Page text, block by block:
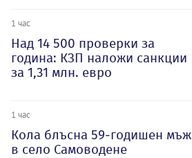
1 час
Над 14 500 проверки за
година: КЗП наложи санкции
за 1,31 млн. евро
1 час
Кола блъсна 59-годишен мъж
в село Самоводене